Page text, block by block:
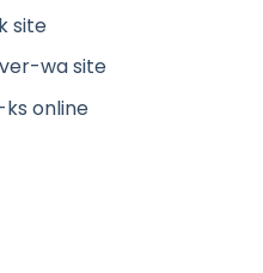
site
wa site
online